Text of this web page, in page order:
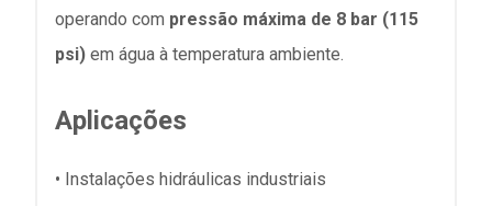
operando com pressão máxima de 8 bar (115
psi) em água à temperatura ambiente.
Aplicações
• Instalações hidráulicas industriais